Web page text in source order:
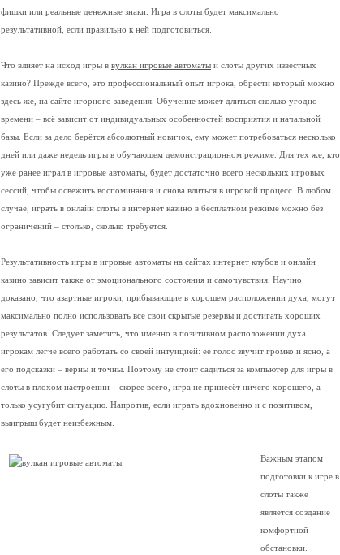
фишки или реальные денежные знаки. Игра в слоты будет максимально
результативной, если правильно к ней подготовиться.
Что влияет на исход игры в вулкан игровые автоматы и слоты других известных
казино? Прежде всего, это профессиональный опыт игрока, обрести который можно
здесь же, на сайте игорного заведения. Обучение может длиться сколько угодно
времени – всё зависит от индивидуальных особенностей восприятия и начальной
базы. Если за дело берётся абсолютный новичок, ему может потребоваться несколько
дней или даже недель игры в обучающем демонстрационном режиме. Для тех же, кто
уже ранее играл в игровые автоматы, будет достаточно всего нескольких игровых
сессий, чтобы освежить воспоминания и снова влиться в игровой процесс. В любом
случае, играть в онлайн слоты в интернет казино в бесплатном режиме можно без
ограничений – столько, сколько требуется.
Результативность игры в игровые автоматы на сайтах интернет клубов и онлайн
казино зависит также от эмоционального состояния и самочувствия. Научно
доказано, что азартные игроки, прибывающие в хорошем расположении духа, могут
максимально полно использовать все свои скрытые резервы и достигать хороших
результатов. Следует заметить, что именно в позитивном расположении духа
игрокам легче всего работать со своей интуицией: её голос звучит громко и ясно, а
его подсказки – верны и точны. Поэтому не стоит садиться за компьютер для игры в
слоты в плохом настроении – скорее всего, игра не принесёт ничего хорошего, а
только усугубит ситуацию. Напротив, если играть вдохновенно и с позитивом,
выигрыш будет неизбежным.
Важным этапом
подготовки к игре в
слоты также
является создание
комфортной
обстановки.